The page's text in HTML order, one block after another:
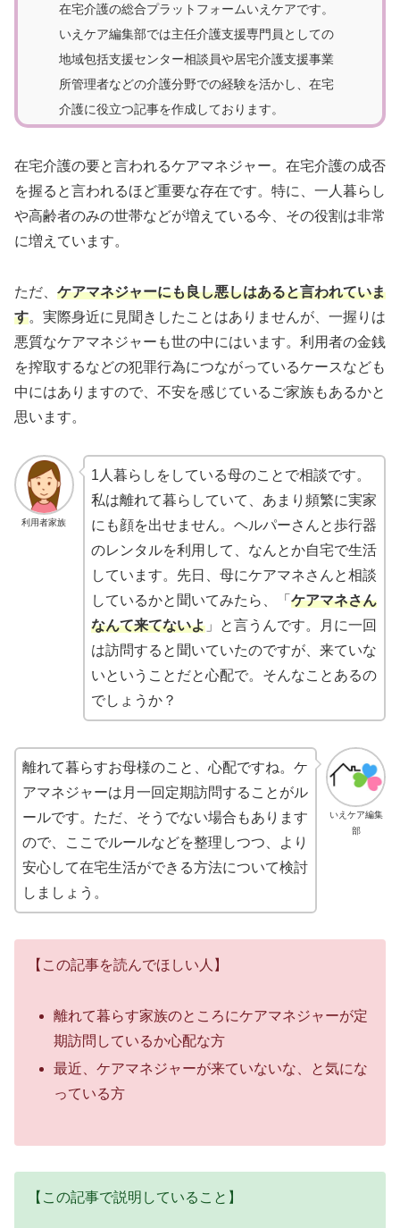
在宅介護の総合プラットフォームいえケアです。
いえケア編集部では主任介護支援専門員としての
地域包括支援センター相談員や居宅介護支援事業
所管理者などの介護分野での経験を活かし、在宅
介護に役立つ記事を作成しております。
在宅介護の要と言われるケアマネジャー。在宅介護の成否
を握ると言われるほど重要な存在です。特に、一人暮らし
や高齢者のみの世帯などが増えている今、その役割は非常
に増えています。
ただ、 ケアマネジャーにも良し悪しはあると言われていま
す。実際身近に見聞きしたことはありませんが、一握りは
悪質なケアマネジャーも世の中にはいます。利用者の金銭
を搾取するなどの犯罪行為につながっているケースなども
中にはありますので、不安を感じているご家族もあるかと
思います。
利用者家族
1人暮らしをしている母のことで相談です。
私は離れて暮らしていて、あまり頻繁に実家
にも顔を出せません。ヘルパーさんと歩行器
のレンタルを利用して、なんとか自宅で生活
しています。先日、母にケアマネさんと相談
しているかと聞いてみたら、「 ケアマネさん
なんて来てないよ」と言うんです。月に一回
は訪問すると聞いていたのですが、来ていな
いということだと心配で。そんなことあるの
でしょうか？
いえケア編集
部
離れて暮らすお母様のこと、心配ですね。ケ
アマネジャーは月一回定期訪問することがル
ールです。ただ、そうでない場合もあります
ので、ここでルールなどを整理しつつ、より
安心して在宅生活ができる方法について検討
しましょう。
【この記事を読んでほしい人】
離れて暮らす家族のところにケアマネジャーが定
期訪問しているか心配な方
最近、ケアマネジャーが来ていないな、と気にな
っている方
【この記事で説明していること】